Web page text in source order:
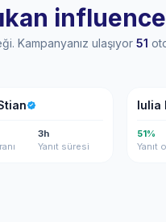
Kampanyanız ulaşıyor 51
3h
Yanıt süresi
IB
Iulia
51%
Yanıt